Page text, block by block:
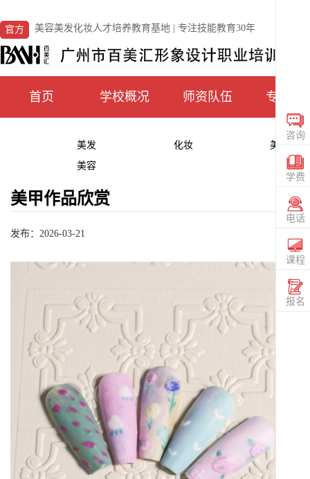
咨询
在线
学费
咨询
电话
020-
课程
查看
课程
SIGN
报名
官方 美容美发化妆人才培养教育基地 | 专注技能教育30年
首页 学校概况 师资队伍 专业课
美发 化妆
美甲
美容
美甲作品欣赏
发布：2026-03-21